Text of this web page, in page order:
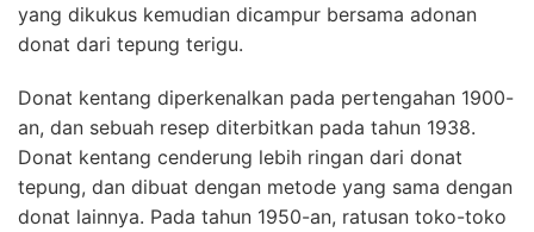
yang dikukus kemudian dicampur bersama adonan
donat dari tepung terigu.
Donat kentang diperkenalkan pada pertengahan 1900-
an, dan sebuah resep diterbitkan pada tahun 1938.
Donat kentang cenderung lebih ringan dari donat
tepung, dan dibuat dengan metode yang sama dengan
donat lainnya. Pada tahun 1950-an, ratusan toko-toko